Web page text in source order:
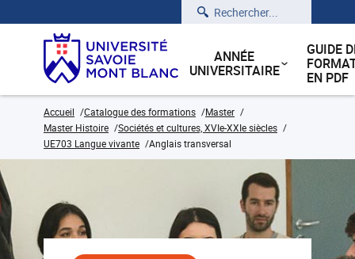
Rechercher
ANNÉE
UNIVERSITAIRE
GUIDE
EN PDF
Accueil Catalogue des formations
Master
Master Histoire
Sociétés et cultures, XVIe-XXIe siècles
UE703 Langue vivante
Anglais transversal